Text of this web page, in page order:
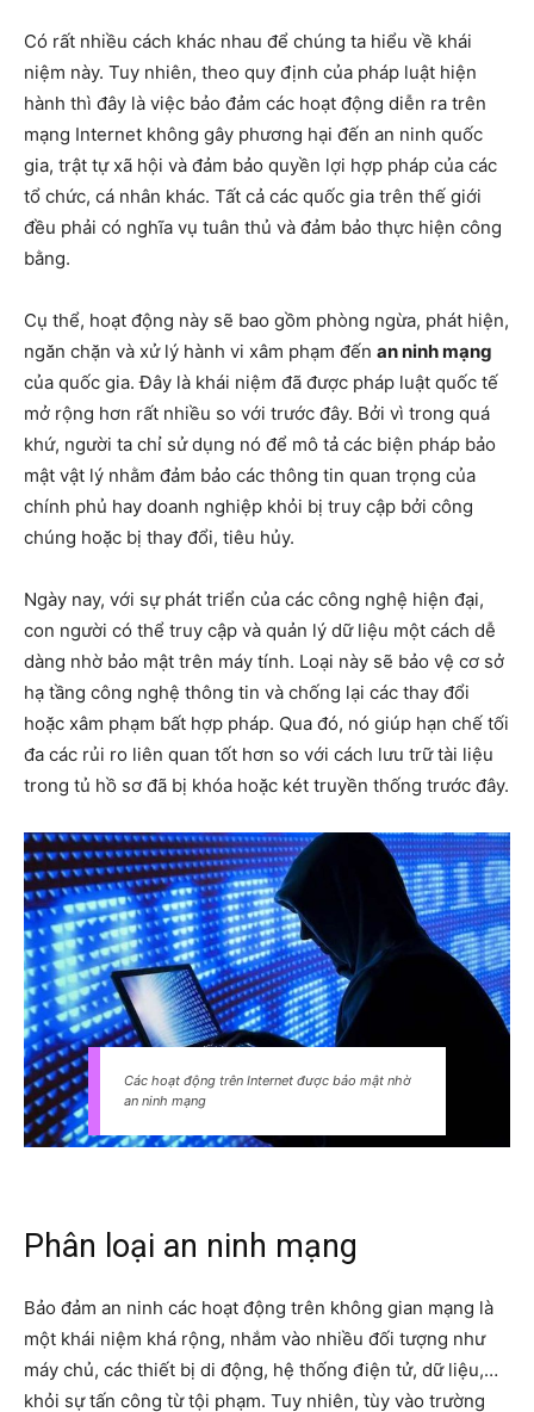
Có rất nhiều cách khác nhau để chúng ta hiểu về khái
niệm này. Tuy nhiên, theo quy định của pháp luật hiện
hành thì đây là việc bảo đảm các hoạt động diễn ra trên
mạng Internet không gây phương hại đến an ninh quốc
gia, trật tự xã hội và đảm bảo quyền lợi hợp pháp của các
tổ chức, cá nhân khác. Tất cả các quốc gia trên thế giới
đều phải có nghĩa vụ tuân thủ và đảm bảo thực hiện công
bằng.
Cụ thể, hoạt động này sẽ bao gồm phòng ngừa, phát hiện,
ngăn chặn và xử lý hành vi xâm phạm đến an ninh mạng
của quốc gia. Đây là khái niệm đã được pháp luật quốc tế
mở rộng hơn rất nhiều so với trước đây. Bởi vì trong quá
khứ, người ta chỉ sử dụng nó để mô tả các biện pháp bảo
mật vật lý nhằm đảm bảo các thông tin quan trọng của
chính phủ hay doanh nghiệp khỏi bị truy cập bởi công
chúng hoặc bị thay đổi, tiêu hủy.
Ngày nay, với sự phát triển của các công nghệ hiện đại,
con người có thể truy cập và quản lý dữ liệu một cách dễ
dàng nhờ bảo mật trên máy tính. Loại này sẽ bảo vệ cơ sở
hạ tầng công nghệ thông tin và chống lại các thay đổi
hoặc xâm phạm bất hợp pháp. Qua đó, nó giúp hạn chế tối
đa các rủi ro liên quan tốt hơn so với cách lưu trữ tài liệu
trong tủ hồ sơ đã bị khóa hoặc két truyền thống trước đây.
Các hoạt động trên Internet được bảo mật nhờ
an ninh mạng
Phân loại an ninh mạng
Bảo đảm an ninh các hoạt động trên không gian mạng là
một khái niệm khá rộng, nhắm vào nhiều đối tượng như
máy chủ, các thiết bị di động, hệ thống điện tử, dữ liệu,…
khỏi sự tấn công từ tội phạm. Tuy nhiên, tùy vào trường